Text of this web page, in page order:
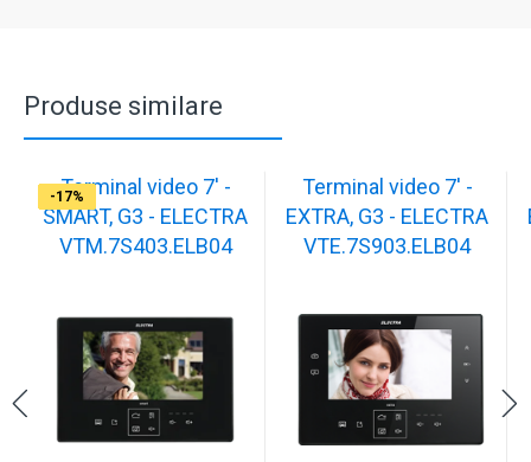
Produse similare
-17%
Terminal video 7' -
SMART, G3 - ELECTRA
VTM.7S403.ELB04
-17%
Terminal video 7' -
EXTRA, G3 - ELECTRA
VTE.7S903.ELB04
-17%
-16%
-17%
-17%
-17%
-17%
-17%
-17%